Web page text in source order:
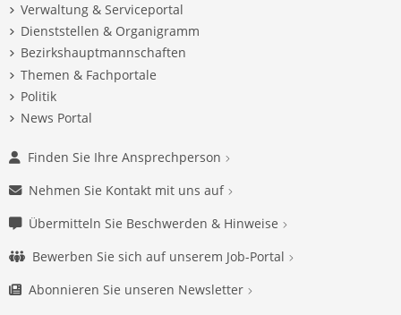
Verwaltung & Serviceportal
Dienststellen & Organigramm
Bezirkshauptmannschaften
Themen & Fachportale
Politik
News Portal
Finden Sie Ihre Ansprechperson
Nehmen Sie Kontakt mit uns auf
Übermitteln Sie Beschwerden & Hinweise
Bewerben Sie sich auf unserem Job-Portal
Abonnieren Sie unseren Newsletter